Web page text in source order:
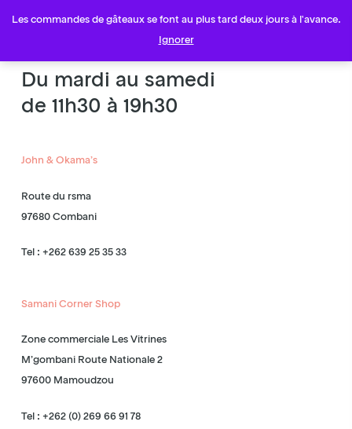
Les commandes de gâteaux se font au plus tard deux jours à l'avance.
Ignorer
content
Menu
Du mardi au samedi
de 11h30 à 19h30
John & Okama’s
Route du rsma
97680 Combani
Tel : +262 639 25 35 33
Samani Corner Shop
Zone commerciale Les Vitrines
M’gombani Route Nationale 2
97600 Mamoudzou
Tel : +262 (0) 269 66 91 78